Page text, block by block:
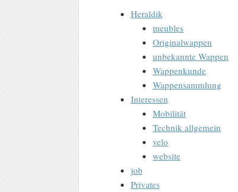
Heraldik
meubles
Originalwappen
unbekannte Wappen
Wappenkunde
Wappensammlung
Interessen
Mobilität
Technik allgemein
velo
website
job
Privates